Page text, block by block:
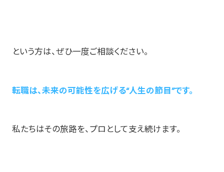
という方は、ぜひ一度ご相談ください。
転職は、未来の可能性を広げる“人生の節目”です。
私たちはその旅路を、プロとして支え続けます。